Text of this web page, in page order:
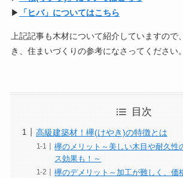
▶︎
「ヒバ」についてはこちら
上記記事も木材について紹介していますので
き、住まいづくりの参考になさってください。
目次
高級建築材！欅(けやき)の特徴とは
欅のメリット～美しい木目や耐久性
ス効果も！～
欅のデメリット～加工が難しく、価